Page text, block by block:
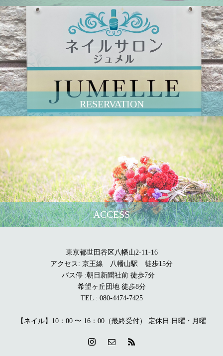
RESERVATION
ACCESS
東京都世田谷区八幡山2-11-16
アクセス: 京王線 八幡山駅 徒歩15分
バス停 :朝日新聞社前 徒歩7分
希望ヶ丘団地 徒歩8分
TEL : 080-4474-7425
【ネイル】10：00 〜 16：00（最終受付） 定休日:日曜・月曜